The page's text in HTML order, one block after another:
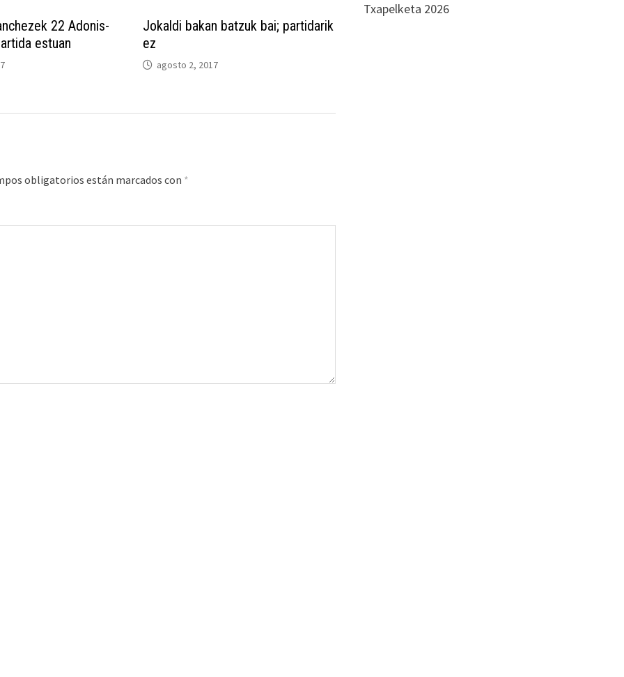
22 Adonis-
estuan
Jokaldi bakan batzuk bai; partidarik
ez
agosto 2, 2017
obligatorios están marcados con *
Txapelketa 2026